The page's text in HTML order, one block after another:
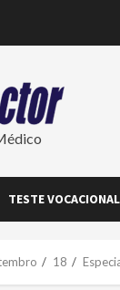
TESTE VOCACIONAL
18